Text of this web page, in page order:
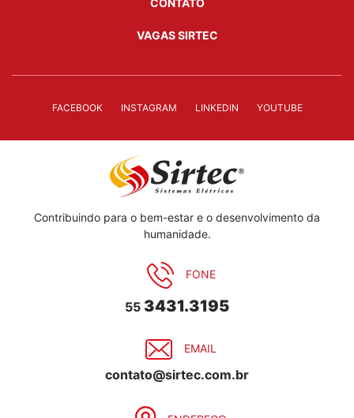
VAGAS SIRTEC
FACEBOOK INSTAGRAM LINKEDIN YOUTUBE
Contribuindo para o bem-estar e o desenvolvimento da
humanidade.
FONE
55 3431.3195
EMAIL
contato@sirtec.com.br